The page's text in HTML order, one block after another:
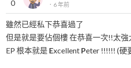
． 6 年前
0
雖然已經私下恭喜過了
但是就是要佔個樓 在恭喜一次!!太強
EP 根本就是 Excellent Peter !!!!!! (硬